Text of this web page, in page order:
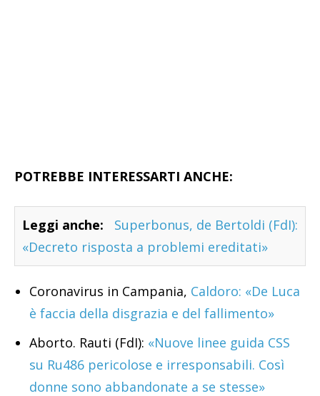
POTREBBE INTERESSARTI ANCHE:
Leggi anche:
Superbonus, de Bertoldi (FdI):
«Decreto risposta a problemi ereditati»
Coronavirus in Campania, Caldoro: «De Luca
è faccia della disgrazia e del fallimento»
Aborto. Rauti (FdI): «Nuove linee guida CSS
su Ru486 pericolose e irresponsabili. Così
donne sono abbandonate a se stesse»